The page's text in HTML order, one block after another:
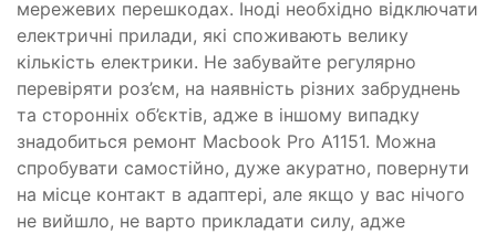
мережевих перешкодах. Іноді необхідно відключати
електричні прилади, які споживають велику
кількість електрики. Не забувайте регулярно
перевіряти роз’єм, на наявність різних забруднень
та сторонніх об’єктів, адже в іншому випадку
знадобиться ремонт Macbook Pro A1151. Можна
спробувати самостійно, дуже акуратно, повернути
на місце контакт в адаптері, але якщо у вас нічого
не вийшло, не варто прикладати силу, адже